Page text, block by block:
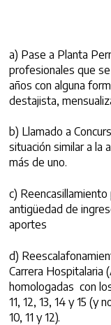
a) Pase a Planta
profesionales que
años con alguna
destajista,
b) Llamado a
situación similar a la
más de uno.
c)
antigüedad de
aportes
d)
Carrera Hospitalaria
homologadas con
11, 12, 13, 14 y 15 (y
10, 11 y 12).